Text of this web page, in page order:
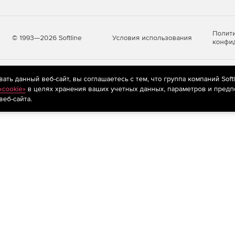
© 1993—2026 Softline Условия использования
рекомендательные технологии(информационные
к предпочтениям пользователей сети «Интернет», находящихся
данный веб-сайт, вы соглашаетесь с тем, что группа компаний
в целях хранения ваших учетных данных, параметров и
сайта.